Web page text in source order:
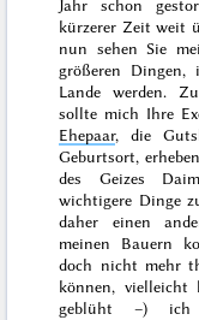
Jahr schon
kürzerer Zeit weit
nun sehen Sie
größeren
Lande werden.
sollte mich Ihre
Ehepaar, die
Geburtsort,
des Geizes
wichtigere Dinge
daher einen
meinen Bauern
doch nicht mehr
können,
geblüht –) ich